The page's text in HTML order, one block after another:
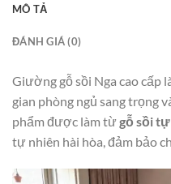
MÔ TẢ
ĐÁNH GIÁ (0)
Giường gỗ sồi Nga cao cấp
gian phòng ngủ sang trọng
phẩm được làm từgỗ sồi
tự nhiên hài hòa, đảm bảo